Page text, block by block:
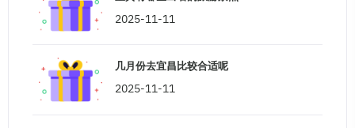
2025-11-11
几月份去宜昌比较合适呢
2025-11-11